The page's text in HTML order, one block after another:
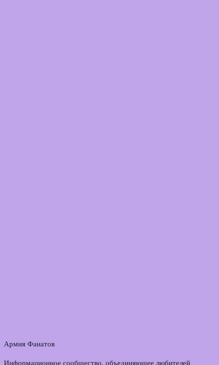
Армия Фанатов
Информационное сообщество, объединяющее любителей